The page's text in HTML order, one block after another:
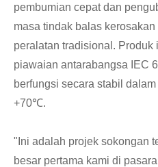
pembumian cepat dan
masa tindak balas
peralatan tradisional.
piawaian antarabangsa IEC
berfungsi secara stabil
+70℃.
"Ini adalah projek sokongan
besar pertama kami di